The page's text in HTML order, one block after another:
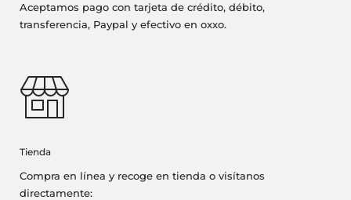
Aceptamos pago con tarjeta de crédito, débito,
transferencia, Paypal y efectivo en oxxo.
Tienda
Compra en línea y recoge en tienda o visítanos
directamente: